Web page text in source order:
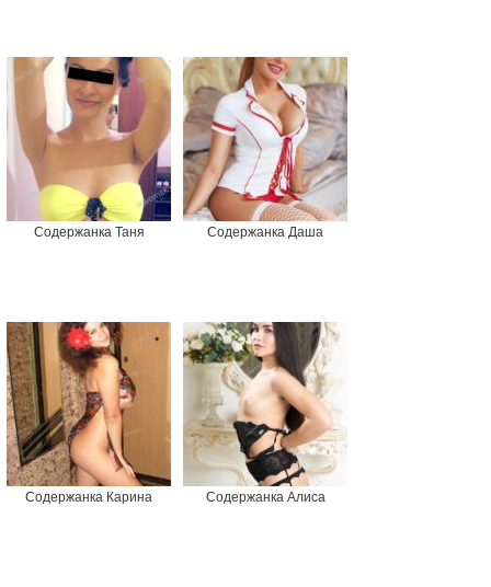
Содержанка Таня Содержанка Даша
Содержанка Карина Содержанка Алиса